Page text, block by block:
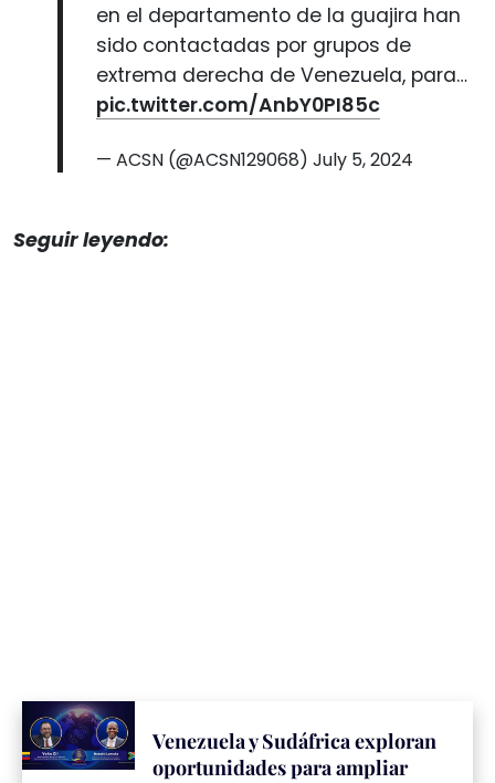
en el departamento de la guajira han
sido contactadas por grupos de
extrema derecha de Venezuela, para…
pic.twitter.com/AnbY0PI85c
— ACSN (@ACSN129068) July 5, 2024
Seguir leyendo:
Venezuela y Sudáfrica exploran
oportunidades para ampliar